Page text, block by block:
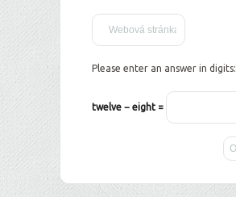
Please enter an answer in digits:
twelve − eight =